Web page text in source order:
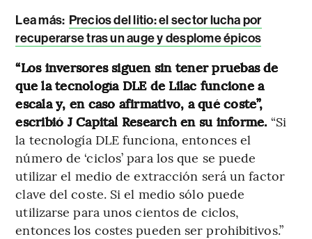
Lea más: Precios del litio: el sector lucha por
recuperarse tras un auge y desplome épicos
“Los inversores siguen sin tener pruebas de
que la tecnología DLE de Lilac funcione a
escala y, en caso afirmativo, a qué coste”,
escribió J Capital Research en su informe. “Si
la tecnología DLE funciona, entonces el
número de ‘ciclos’ para los que se puede
utilizar el medio de extracción será un factor
clave del coste. Si el medio sólo puede
utilizarse para unos cientos de ciclos,
entonces los costes pueden ser prohibitivos.”